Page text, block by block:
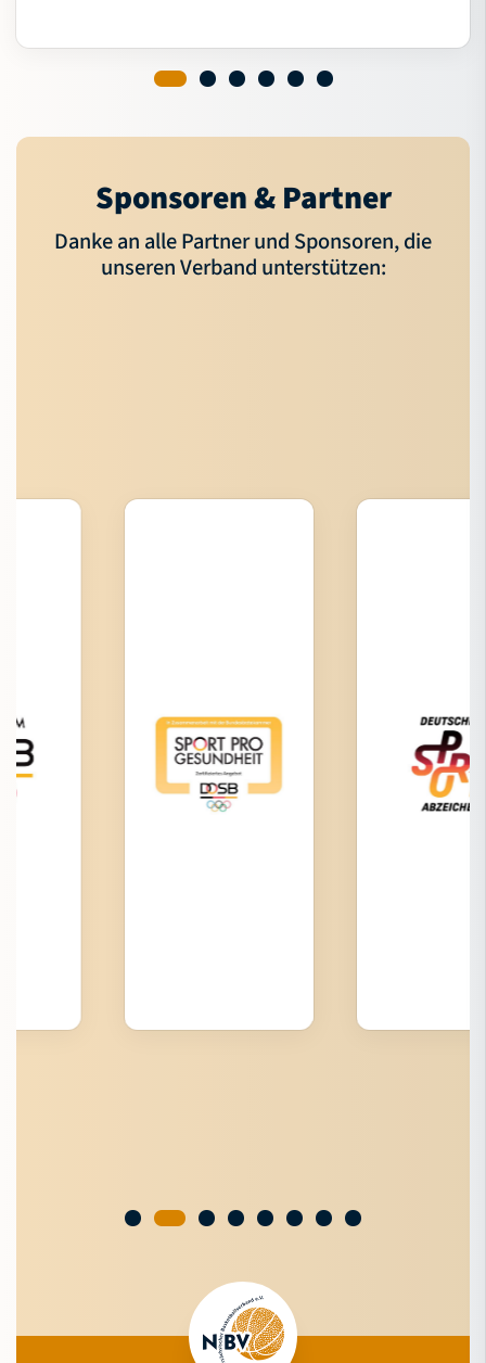
Sponsoren & Partner
Danke an alle Partner und Sponsoren, die
unseren Verband unterstützen: